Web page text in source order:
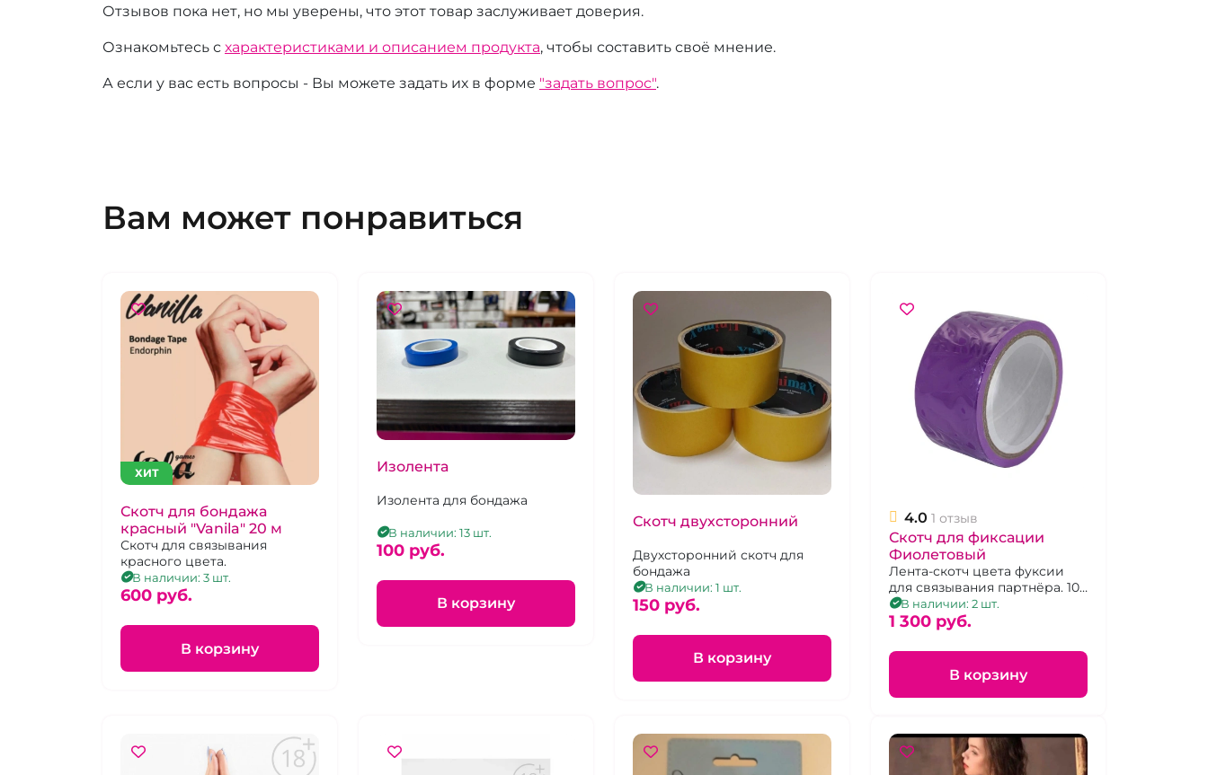
Отзывов пока нет, но мы уверены, что этот товар заслуживает доверия.
Ознакомьтесь с характеристиками и описанием продукта, чтобы составить своё мнение.
А если у вас есть вопросы - Вы можете задать их в форме "задать вопрос".
Вам может понравиться
ХИТ
Скотч для бондажа
красный "Vanila" 20 м
Скотч для связывания
красного цвета.
В наличии: 3 шт.
600 pуб.
В корзину
Изолента
Изолента для бондажа
В наличии: 13 шт.
100 pуб.
В корзину
Скотч двухсторонний
Двухсторонний скотч для
бондажа
В наличии: 1 шт.
150 pуб.
В корзину
4.0 1 отзыв
Скотч для фиксации
Фиолетовый
Лента-скотч цвета фуксии
для связывания партнёра. 10
м.В наличии: 2 шт.
1 300 pуб.
В корзину